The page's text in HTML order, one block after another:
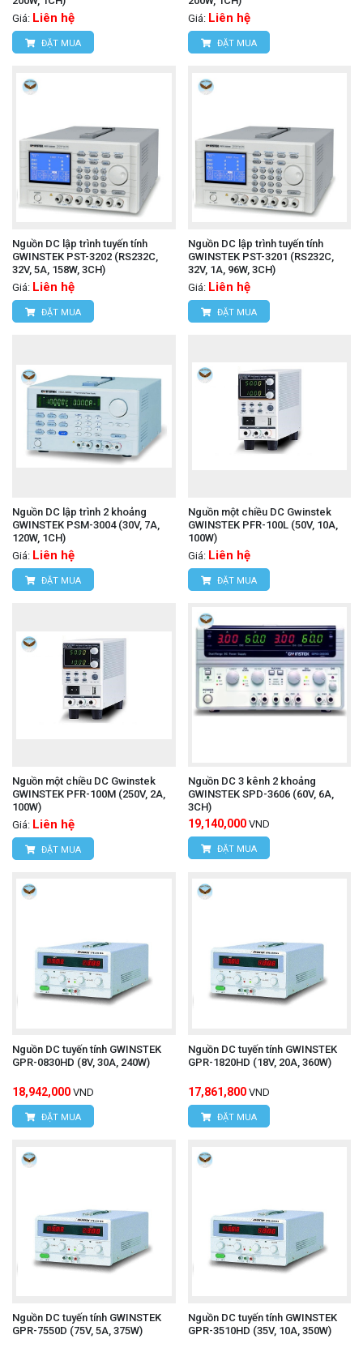
Giá: Liên hệ
ĐẶT MUA
Giá: Liên hệ
ĐẶT MUA
Nguồn DC lập trình tuyến tính
GWINSTEK PST-3202 (RS232C,
32V, 5A, 158W, 3CH)
Giá: Liên hệ
ĐẶT MUA
Nguồn DC lập trình tuyến tính
GWINSTEK PST-3201 (RS232C,
32V, 1A, 96W, 3CH)
Giá: Liên hệ
ĐẶT MUA
Nguồn DC lập trình 2 khoảng
GWINSTEK PSM-3004 (30V, 7A,
120W, 1CH)
Giá: Liên hệ
ĐẶT MUA
Nguồn một chiều DC Gwinstek
GWINSTEK PFR-100L (50V, 10A,
100W)
Giá: Liên hệ
ĐẶT MUA
Nguồn một chiều DC Gwinstek
GWINSTEK PFR-100M (250V, 2A,
100W)
Giá: Liên hệ
ĐẶT MUA
Nguồn DC 3 kênh 2 khoảng
GWINSTEK SPD-3606 (60V, 6A,
3CH)
19,140,000 VND
ĐẶT MUA
Nguồn DC tuyến tính GWINSTEK
GPR-0830HD (8V, 30A, 240W)
18,942,000 VND
ĐẶT MUA
Nguồn DC tuyến tính GWINSTEK
GPR-1820HD (18V, 20A, 360W)
17,861,800 VND
ĐẶT MUA
Nguồn DC tuyến tính GWINSTEK
GPR-7550D (75V, 5A, 375W)
Nguồn DC tuyến tính GWINSTEK
GPR-3510HD (35V, 10A, 350W)